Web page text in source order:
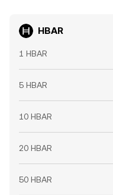
HBAR
1 HBAR
5 HBAR
10 HBAR
20 HBAR
50 HBAR